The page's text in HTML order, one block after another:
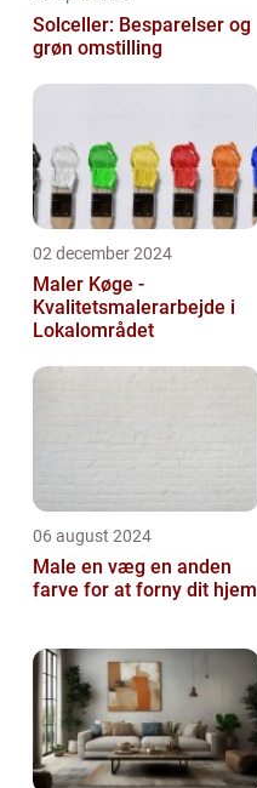
Solceller: Besparelser og
grøn omstilling
02 december 2024
Maler Køge -
Kvalitetsmalerarbejde i
Lokalområdet
06 august 2024
Male en væg en anden
farve for at forny dit hjem